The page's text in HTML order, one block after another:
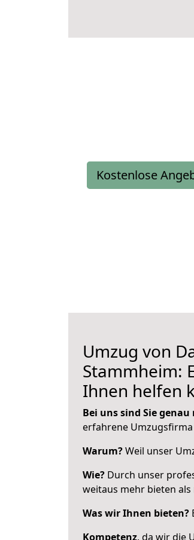
Kostenlose
Umzug von
Stammheim:
Ihnen helfen
Bei uns sind Sie
erfahrene Umzugsfirma
Warum?Weil unser
Wie? Durch unser
weitaus mehr bieten
Was wir Ihnen bieten?
Kompetenz, da wir die